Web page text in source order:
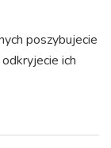
poszybujecie
ich